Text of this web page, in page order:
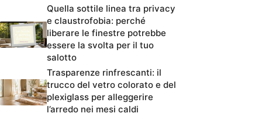
Quella sottile linea tra privacy
e claustrofobia: perché
liberare le finestre potrebbe
essere la svolta per il tuo
salotto
Trasparenze rinfrescanti: il
trucco del vetro colorato e del
plexiglass per alleggerire
l’arredo nei mesi caldi